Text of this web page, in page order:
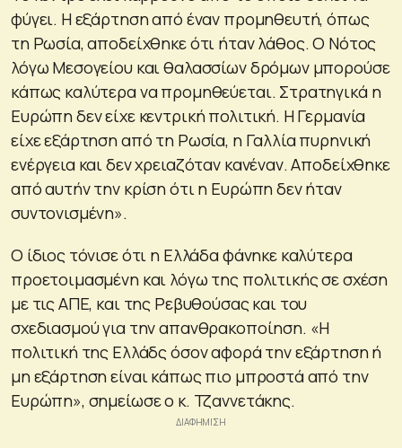
φύγει. Η εξάρτηση από έναν προμηθευτή, όπως
τη Ρωσία, αποδείχθηκε ότι ήταν λάθος. Ο Νότος
λόγω Μεσογείου και θαλασσίων δρόμων μπορούσε
κάπως καλύτερα να προμηθεύεται. Στρατηγικά η
Ευρώπη δεν είχε κεντρική πολιτική. Η Γερμανία
είχε εξάρτηση από τη Ρωσία, η Γαλλία πυρηνική
ενέργεια και δεν χρειαζόταν κανέναν. Αποδείχθηκε
από αυτήν την κρίση ότι η Ευρώπη δεν ήταν
συντονισμένη».
Ο ίδιος τόνισε ότι η Ελλάδα φάνηκε καλύτερα
προετοιμασμένη και λόγω της πολιτικής σε σχέση
με τις ΑΠΕ, και της Ρεβυθούσας και του
σχεδιασμού για την απανθρακοποίηση. «Η
πολιτική της Ελλάδς όσον αφορά την εξάρτηση ή
μη εξάρτηση είναι κάπως πιο μπροστά από την
Ευρώπη», σημείωσε ο κ. Τζαννετάκης.